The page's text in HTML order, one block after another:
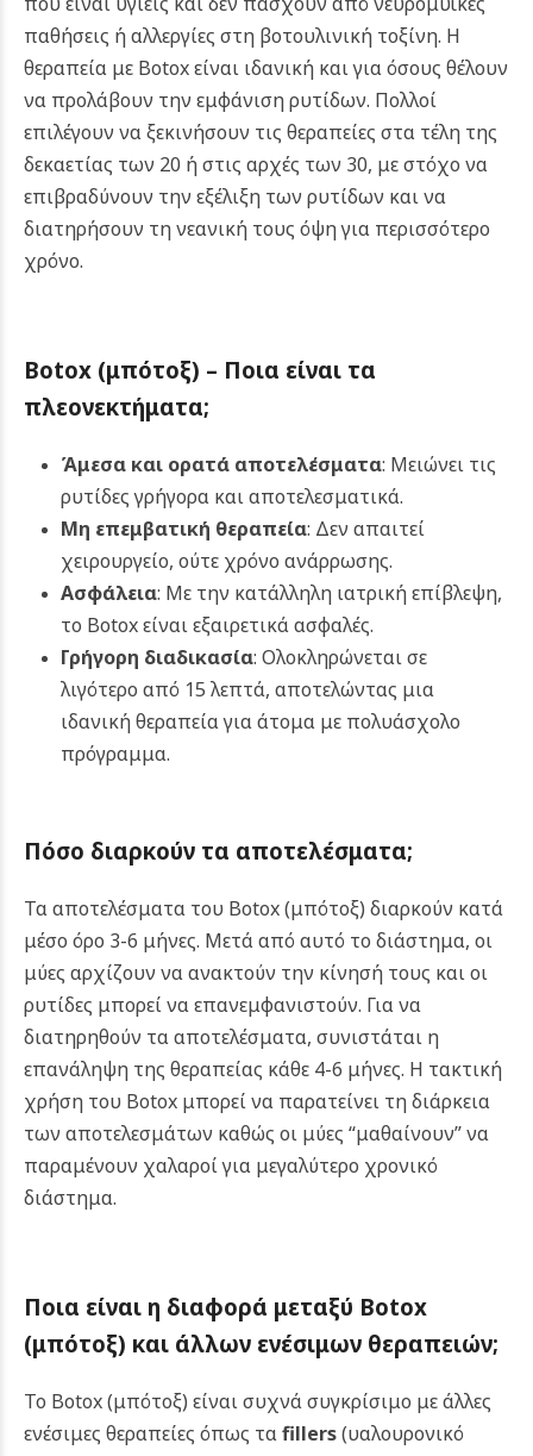
παθήσεις ή αλλεργίες στη βοτουλινική τοξίνη. Η
θεραπεία με Botox είναι ιδανική και για όσους θέλουν
να προλάβουν την εμφάνιση ρυτίδων. Πολλοί
επιλέγουν να ξεκινήσουν τις θεραπείες στα τέλη της
δεκαετίας των 20 ή στις αρχές των 30, με στόχο να
επιβραδύνουν την εξέλιξη των ρυτίδων και να
διατηρήσουν τη νεανική τους όψη για περισσότερο
χρόνο.
Botox (μπότοξ) – Ποια είναι τα
πλεονεκτήματα;
Άμεσα και ορατά αποτελέσματα: Μειώνει τις
ρυτίδες γρήγορα και αποτελεσματικά.
Μη επεμβατική θεραπεία: Δεν απαιτεί
χειρουργείο, ούτε χρόνο ανάρρωσης.
Ασφάλεια: Με την κατάλληλη ιατρική επίβλεψη,
το Botox είναι εξαιρετικά ασφαλές.
Γρήγορη διαδικασία: Ολοκληρώνεται σε
λιγότερο από 15 λεπτά, αποτελώντας μια
ιδανική θεραπεία για άτομα με πολυάσχολο
πρόγραμμα.
Πόσο διαρκούν τα αποτελέσματα;
Τα αποτελέσματα του Botox (μπότοξ) διαρκούν κατά
μέσο όρο 3-6 μήνες. Μετά από αυτό το διάστημα, οι
μύες αρχίζουν να ανακτούν την κίνησή τους και οι
ρυτίδες μπορεί να επανεμφανιστούν. Για να
διατηρηθούν τα αποτελέσματα, συνιστάται η
επανάληψη της θεραπείας κάθε 4-6 μήνες. Η τακτική
χρήση του Botox μπορεί να παρατείνει τη διάρκεια
των αποτελεσμάτων καθώς οι μύες “μαθαίνουν” να
παραμένουν χαλαροί για μεγαλύτερο χρονικό
διάστημα.
Ποια είναι η διαφορά μεταξύ Botox
(μπότοξ) και άλλων ενέσιμων θεραπειών;
Το Botox (μπότοξ) είναι συχνά συγκρίσιμο με άλλες
ενέσιμες θεραπείες όπως ταfillers(υαλουρονικό